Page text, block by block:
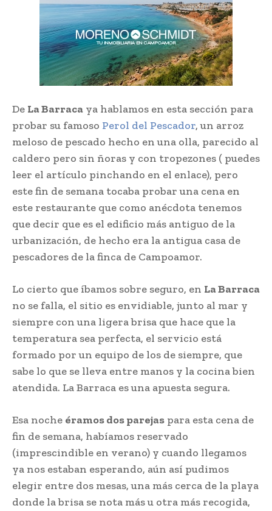
De La Barraca ya hablamos en esta sección para
probar su famoso Perol del Pescador, un arroz
meloso de pescado hecho en una olla, parecido al
caldero pero sin ñoras y con tropezones ( puedes
leer el artículo pinchando en el enlace), pero
este fin de semana tocaba probar una cena en
este restaurante que como anécdota tenemos
que decir que es el edificio más antiguo de la
urbanización, de hecho era la antigua casa de
pescadores de la finca de Campoamor.
Lo cierto que íbamos sobre seguro, en La Barraca
no se falla, el sitio es envidiable, junto al mar y
siempre con una ligera brisa que hace que la
temperatura sea perfecta, el servicio está
formado por un equipo de los de siempre, que
sabe lo que se lleva entre manos y la cocina bien
atendida. La Barraca es una apuesta segura.
Esa noche éramos dos parejas para esta cena de
fin de semana, habíamos reservado
(imprescindible en verano) y cuando llegamos
ya nos estaban esperando, aún así pudimos
elegir entre dos mesas, una más cerca de la playa
donde la brisa se nota más u otra más recogida,